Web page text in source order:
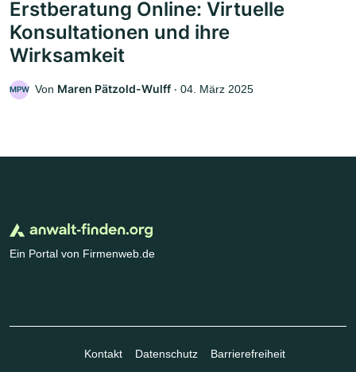
Erstberatung Online: Virtuelle
Konsultationen und ihre
Wirksamkeit
MPW Von Maren Pätzold-Wulff ‧ 04. März 2025
Ein Portal von Firmenweb.de
Kontakt Datenschutz
Barrierefreiheit